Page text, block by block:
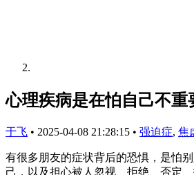
心理疾病是在怕自己不重
于飞 • 2025-04-08 21:28:15 • 强迫症, 焦
有很多朋友的症状背后的恐惧，是怕
己，以及担心被人忽视、拒绝、否定